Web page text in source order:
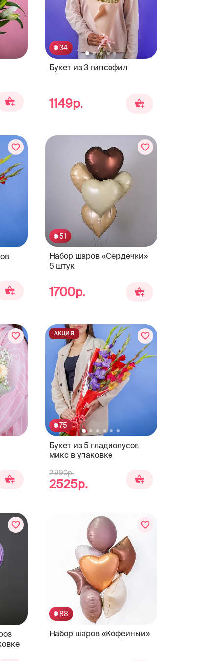
34
Букет из 3 гипсофил
1149р.
51
Набор шаров «Сердечки»
5 штук
1700р.
75
Букет из 5 гладиолусов
микс в упаковке
АКЦИЯ
2 990р.
2525р.
88
Набор шаров «Кофейный»